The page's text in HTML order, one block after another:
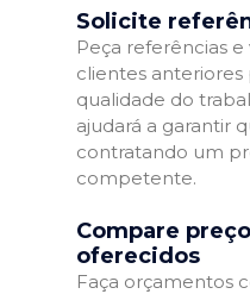
Solicite
Peça referências
clientes anteriores
qualidade do
ajudará a garantir
contratando um
competente.
Compare
oferecidos
Faça orçamentos